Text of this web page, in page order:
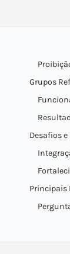
Grupos
Desafios
Principais